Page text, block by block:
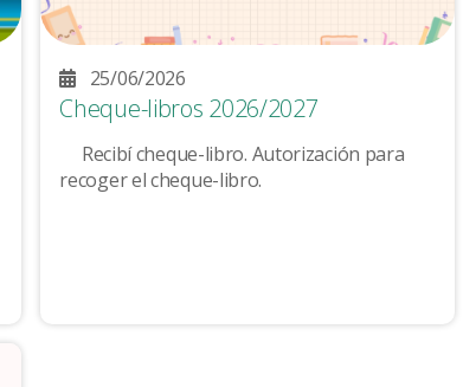
25/06/2026
Cheque-libros 2026/2027
recoger el cheque-libro.